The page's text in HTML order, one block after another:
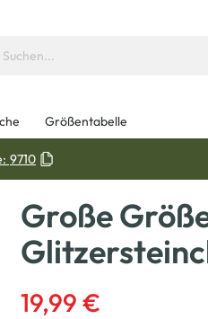
Größentabelle
9710
Große
19,99 €